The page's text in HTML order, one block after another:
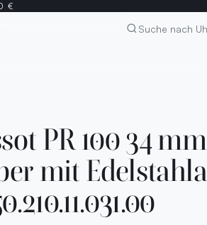
€
Suchen
PR 100 34
mit